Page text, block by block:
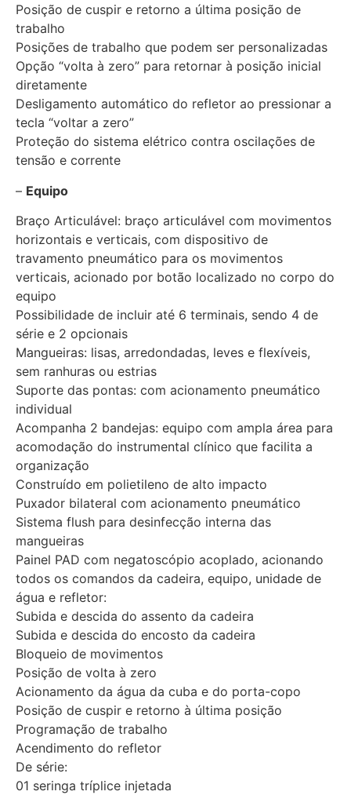
Posição de cuspir e retorno a última posição de
trabalho
Posições de trabalho que podem ser personalizadas
Opção “volta à zero” para retornar à posição inicial
diretamente
Desligamento automático do refletor ao pressionar a
tecla “voltar a zero”
Proteção do sistema elétrico contra oscilações de
tensão e corrente
– Equipo
Braço Articulável: braço articulável com movimentos
horizontais e verticais, com dispositivo de
travamento pneumático para os movimentos
verticais, acionado por botão localizado no corpo do
equipo
Possibilidade de incluir até 6 terminais, sendo 4 de
série e 2 opcionais
Mangueiras: lisas, arredondadas, leves e flexíveis,
sem ranhuras ou estrias
Suporte das pontas: com acionamento pneumático
individual
Acompanha 2 bandejas: equipo com ampla área para
acomodação do instrumental clínico que facilita a
organização
Construído em polietileno de alto impacto
Puxador bilateral com acionamento pneumático
Sistema flush para desinfecção interna das
mangueiras
Painel PAD com negatoscópio acoplado, acionando
todos os comandos da cadeira, equipo, unidade de
água e refletor:
Subida e descida do assento da cadeira
Subida e descida do encosto da cadeira
Bloqueio de movimentos
Posição de volta à zero
Acionamento da água da cuba e do porta-copo
Posição de cuspir e retorno à última posição
Programação de trabalho
Acendimento do refletor
De série:
01 seringa tríplice injetada